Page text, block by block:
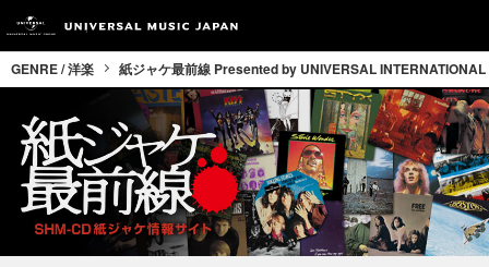
GENRE / 洋楽 紙ジャケ最前線 Presented by UNIVERSAL INTERNATIONAL